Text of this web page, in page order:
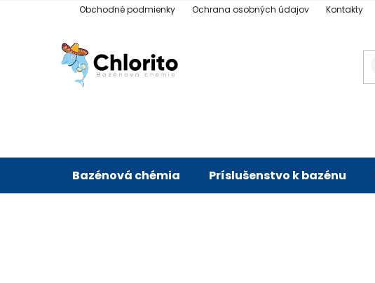
Obchodné podmienky Ochrana osobných údajov Kontakty
Bazénová chémia Príslušenstvo k bazénu